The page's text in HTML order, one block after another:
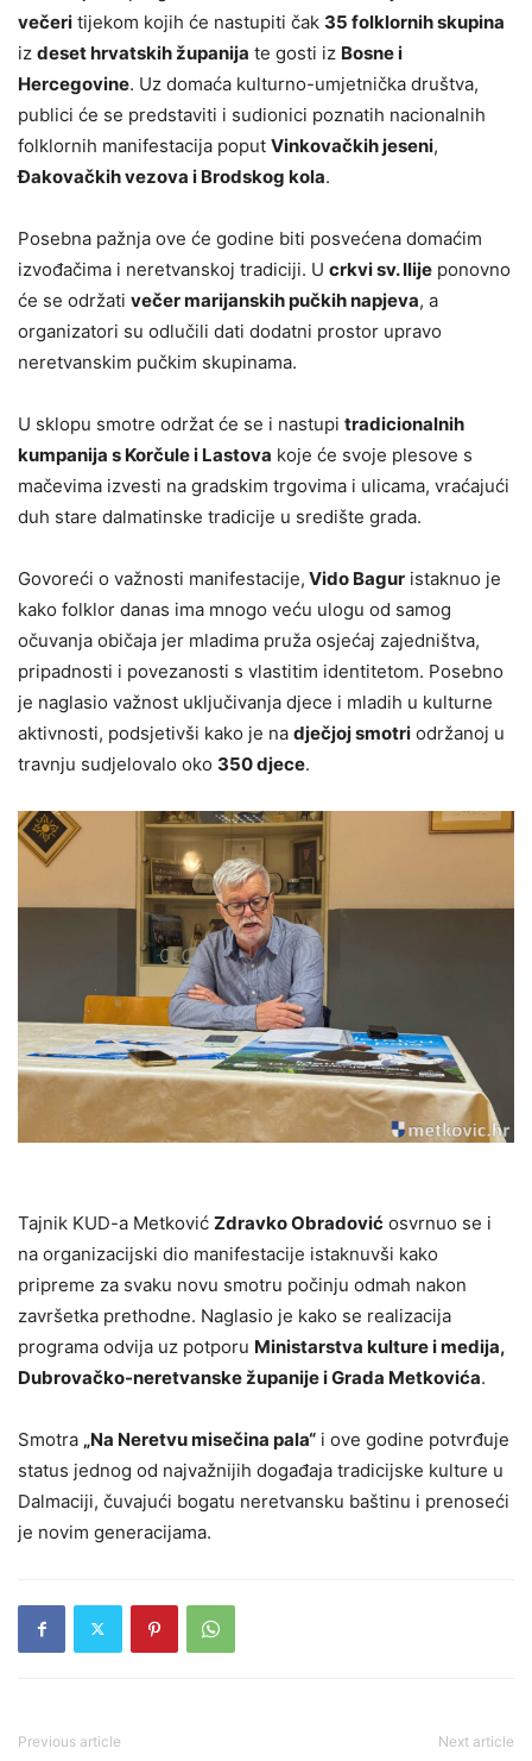
večeri tijekom kojih će nastupiti čak 35 folklornih skupina
iz deset hrvatskih županija te gosti iz Bosne i
Hercegovine. Uz domaća kulturno-umjetnička društva,
publici će se predstaviti i sudionici poznatih nacionalnih
folklornih manifestacija poput Vinkovačkih jeseni,
Đakovačkih vezova i Brodskog kola.
Posebna pažnja ove će godine biti posvećena domaćim
izvođačima i neretvanskoj tradiciji. U crkvi sv. Ilije ponovno
će se održati večer marijanskih pučkih napjeva, a
organizatori su odlučili dati dodatni prostor upravo
neretvanskim pučkim skupinama.
U sklopu smotre održat će se i nastupi tradicionalnih
kumpanija s Korčule i Lastova koje će svoje plesove s
mačevima izvesti na gradskim trgovima i ulicama, vraćajući
duh stare dalmatinske tradicije u središte grada.
Govoreći o važnosti manifestacije, Vido Bagur istaknuo je
kako folklor danas ima mnogo veću ulogu od samog
očuvanja običaja jer mladima pruža osjećaj zajedništva,
pripadnosti i povezanosti s vlastitim identitetom. Posebno
je naglasio važnost uključivanja djece i mladih u kulturne
aktivnosti, podsjetivši kako je na dječjoj smotri održanoj u
travnju sudjelovalo oko 350 djece.
Tajnik KUD-a Metković Zdravko Obradović osvrnuo se i
na organizacijski dio manifestacije istaknuvši kako
pripreme za svaku novu smotru počinju odmah nakon
završetka prethodne. Naglasio je kako se realizacija
programa odvija uz potporu Ministarstva kulture i medija,
Dubrovačko-neretvanske županije i Grada Metkovića.
Smotra „Na Neretvu misečina pala“ i ove godine potvrđuje
status jednog od najvažnijih događaja tradicijske kulture u
Dalmaciji, čuvajući bogatu neretvansku baštinu i prenoseći
je novim generacijama.
Previous article Next article